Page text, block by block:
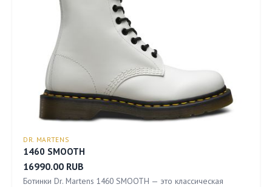
DR. MARTENS
1460 SMOOTH
16990.00 RUB
Ботинки Dr. Martens 1460 SMOOTH — это классическая